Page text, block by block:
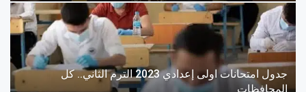
جدول امتحانات اولى إعدادي 2023 الترم الثاني.. كل
المحافظات